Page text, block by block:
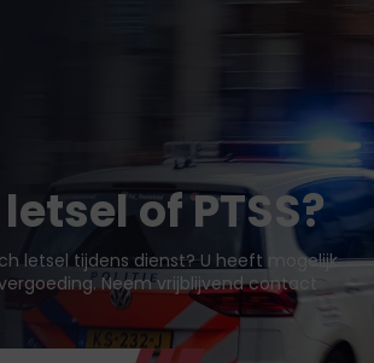
of PTSS?
letsel tijdens dienst? U heeft mogelijk
Neem vrijblijvend contact